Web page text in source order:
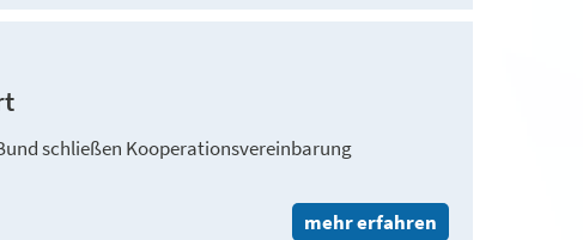
schließen Kooperationsvereinbarung
mehr erfahren